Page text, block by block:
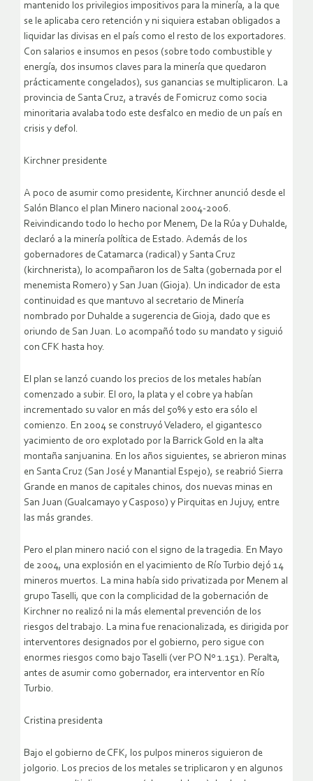
mantenido los privilegios impositivos para la minería, a la que
se le aplicaba cero retención y ni siquiera estaban obligados a
liquidar las divisas en el país como el resto de los exportadores.
Con salarios e insumos en pesos (sobre todo combustible y
energía, dos insumos claves para la minería que quedaron
prácticamente congelados), sus ganancias se multiplicaron. La
provincia de Santa Cruz, a través de Fomicruz como socia
minoritaria avalaba todo este desfalco en medio de un país en
crisis y defol.
Kirchner presidente
A poco de asumir como presidente, Kirchner anunció desde el
Salón Blanco el plan Minero nacional 2004-2006.
Reivindicando todo lo hecho por Menem, De la Rúa y Duhalde,
declaró a la minería política de Estado. Además de los
gobernadores de Catamarca (radical) y Santa Cruz
(kirchnerista), lo acompañaron los de Salta (gobernada por el
menemista Romero) y San Juan (Gioja). Un indicador de esta
continuidad es que mantuvo al secretario de Minería
nombrado por Duhalde a sugerencia de Gioja, dado que es
oriundo de San Juan. Lo acompañó todo su mandato y siguió
con CFK hasta hoy.
El plan se lanzó cuando los precios de los metales habían
comenzado a subir. El oro, la plata y el cobre ya habían
incrementado su valor en más del 50% y esto era sólo el
comienzo. En 2004 se construyó Veladero, el gigantesco
yacimiento de oro explotado por la Barrick Gold en la alta
montaña sanjuanina. En los años siguientes, se abrieron minas
en Santa Cruz (San José y Manantial Espejo), se reabrió Sierra
Grande en manos de capitales chinos, dos nuevas minas en
San Juan (Gualcamayo y Casposo) y Pirquitas en Jujuy, entre
las más grandes.
Pero el plan minero nació con el signo de la tragedia. En Mayo
de 2004, una explosión en el yacimiento de Río Turbio dejó 14
mineros muertos. La mina había sido privatizada por Menem al
grupo Taselli, que con la complicidad de la gobernación de
Kirchner no realizó ni la más elemental prevención de los
riesgos del trabajo. La mina fue renacionalizada, es dirigida por
interventores designados por el gobierno, pero sigue con
enormes riesgos como bajo Taselli (ver PO Nº 1.151). Peralta,
antes de asumir como gobernador, era interventor en Río
Turbio.
Cristina presidenta
Bajo el gobierno de CFK, los pulpos mineros siguieron de
jolgorio. Los precios de los metales se triplicaron y en algunos